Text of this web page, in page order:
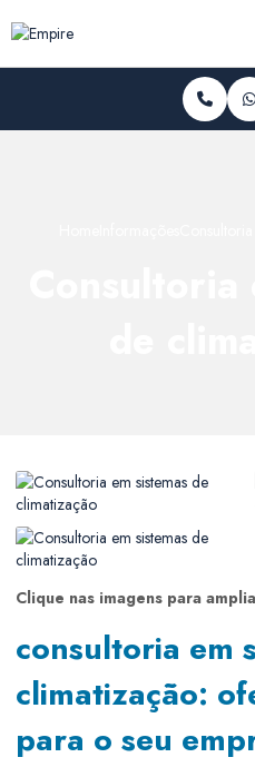
Clique nas imagens para
consultoria em
climatização:
para o seu